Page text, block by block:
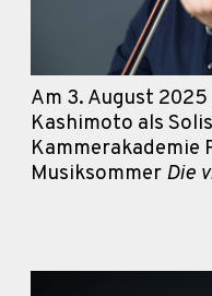
Am 3. August
Kashimoto als
Kammerakademie
Musiksommer Die